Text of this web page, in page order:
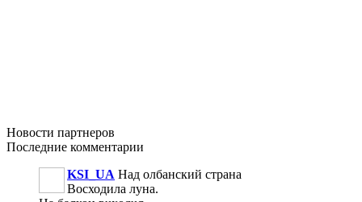
Новости партнеров
Последние комментарии
KSI_UA Над олбанский страна
Восходила луна.